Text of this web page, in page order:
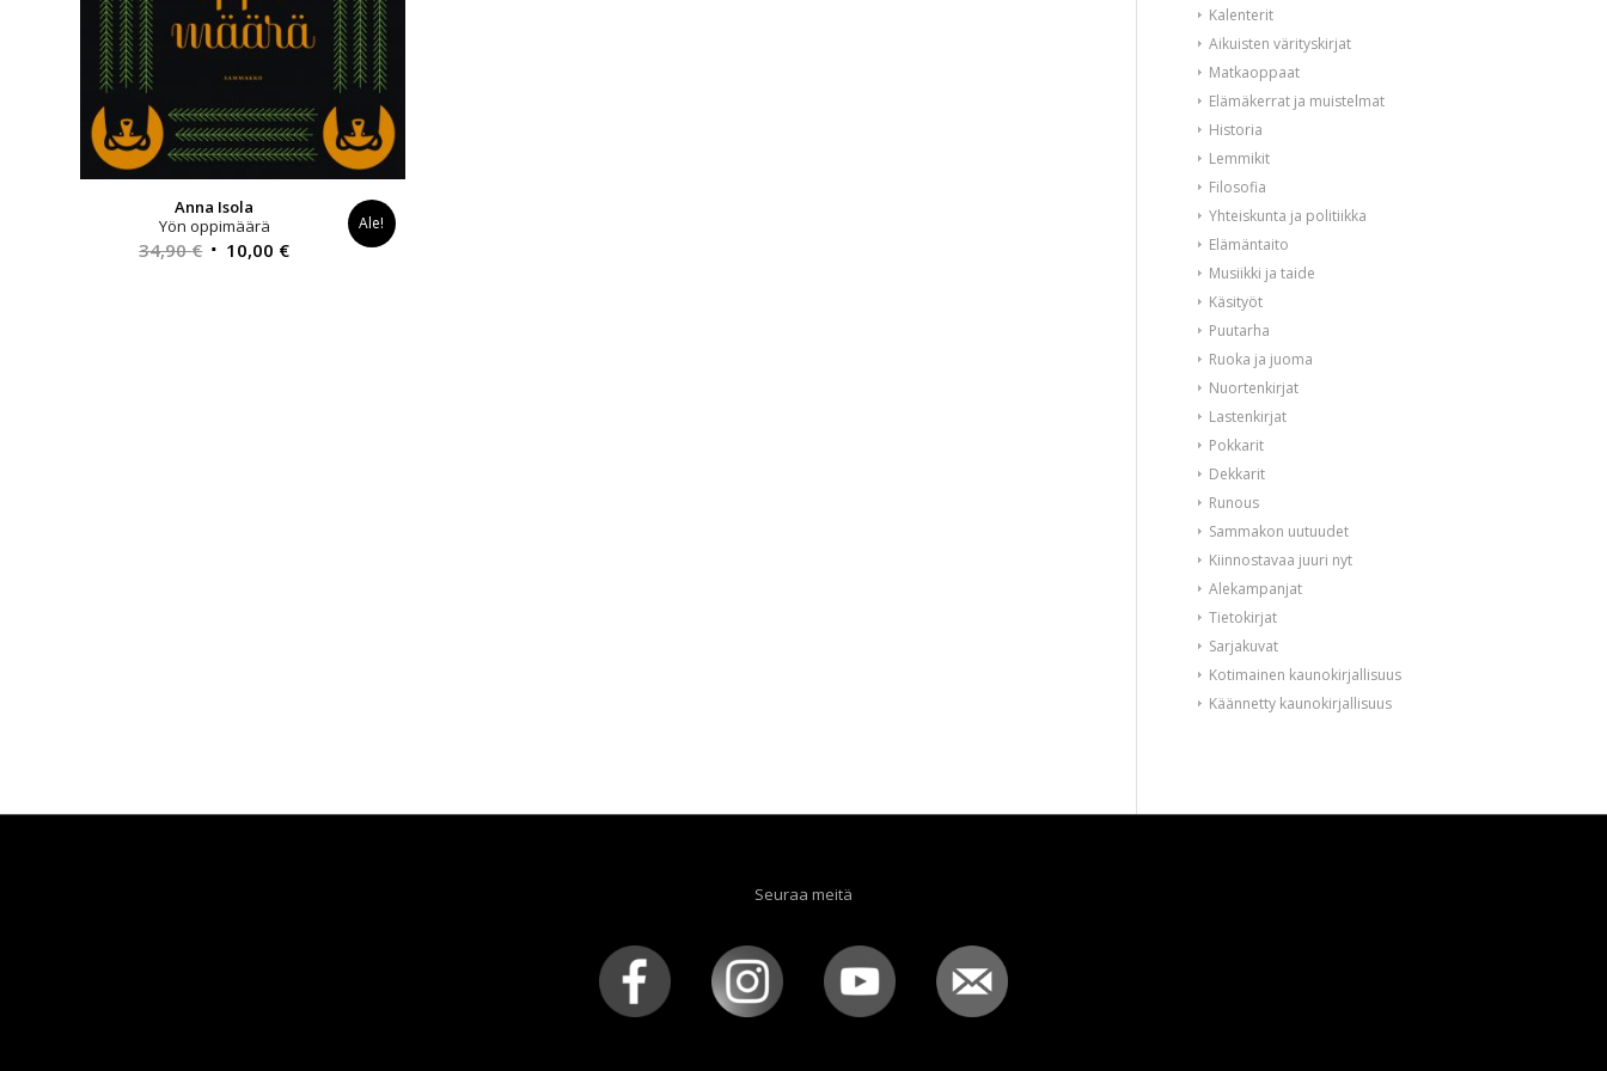
Anna Isola
Yön oppimäärä
34,90€ Alkuperäinen
10,00 €Nykyinen
Ale!
Kalenterit
Aikuisten värityskirjat
Matkaoppaat
Elämäkerrat ja muistelmat
Historia
Lemmikit
Filosofia
Yhteiskunta ja politiikka
Elämäntaito
Musiikki ja taide
Käsityöt
Puutarha
Ruoka ja juoma
Nuortenkirjat
Lastenkirjat
Pokkarit
Dekkarit
Runous
Sammakon uutuudet
Kiinnostavaa juuri nyt
Alekampanjat
Tietokirjat
Sarjakuvat
Kotimainen kaunokirjallisuus
Käännetty kaunokirjallisuus
Seuraa meitä